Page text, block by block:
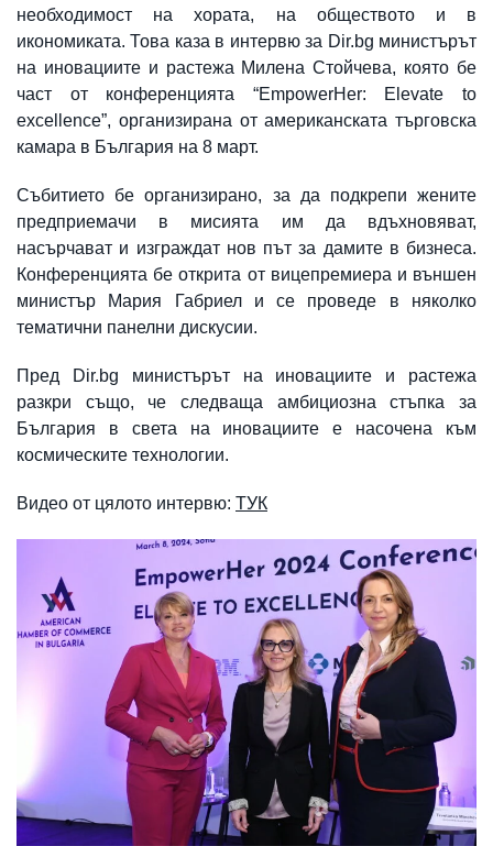
необходимост на хората, на обществото и в
икономиката. Това каза в интервю за Dir.bg министърът
на иновациите и растежа Милена Стойчева, която бе
част от конференцията “EmpowerHer: Elevate to
excellence”, организирана от американската търговска
камара в България на 8 март.
Събитието бе организирано, за да подкрепи жените
предприемачи в мисията им да вдъхновяват,
насърчават и изграждат нов път за дамите в бизнеса.
Конференцията бе открита от вицепремиера и външен
министър Мария Габриел и се проведе в няколко
тематични панелни дискусии.
Пред Dir.bg министърът на иновациите и растежа
разкри също, че следваща амбициозна стъпка за
България в света на иновациите е насочена към
космическите технологии.
Видео от цялото интервю: ТУК